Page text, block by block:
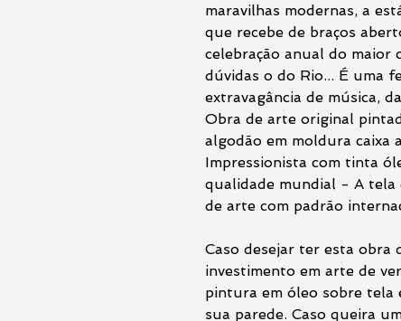
maravilhas modernas, a
que recebe de braços
celebração anual do maior
dúvidas o do Rio... É uma
extravagância de música,
Obra de arte original
algodão em moldura caixa
Impressionista com tinta
qualidade mundial - A tela
de arte com padrão
Caso desejar ter esta obra
investimento em arte de
pintura em óleo sobre tela
sua parede. Caso queira